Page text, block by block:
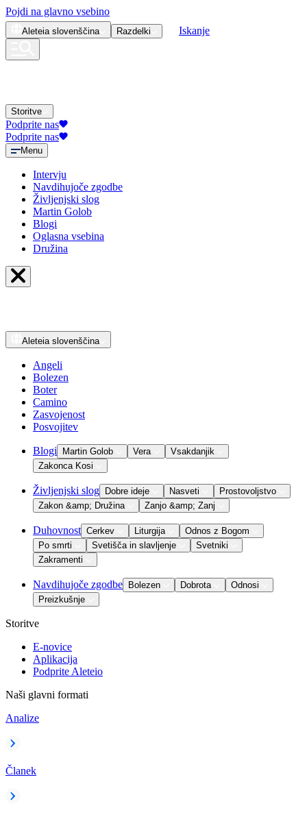
Pojdi na glavno vsebino
Aleteia slovenščina Razdelki Iskanje
Storitve
Podprite nas
Podprite nas
Menu
Intervju
Navdihujoče zgodbe
Življenjski slog
Martin Golob
Blogi
Oglasna vsebina
Družina
Aleteia slovenščina
Angeli
Bolezen
Boter
Camino
Zasvojenost
Posvojitev
Blogi Martin Golob Vera
Vsakdanjik
Zakonca Kosi
Življenjski slog Dobre ideje Nasveti
Prostovoljstvo
Zakon &amp; Družina
Zanjo &amp; Zanj
Duhovnost Cerkev Liturgija
Odnos z Bogom
Po smrti
Svetišča in slavljenje
Svetniki
Zakramenti
Navdihujoče zgodbe Bolezen Dobrota
Odnosi
Preizkušnje
Storitve
E-novice
Aplikacija
Podprite Aleteio
Naši glavni formati
Analize
Članek